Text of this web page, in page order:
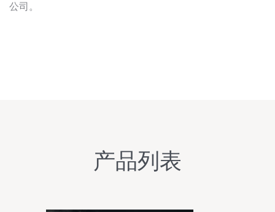
公司。
产品列表